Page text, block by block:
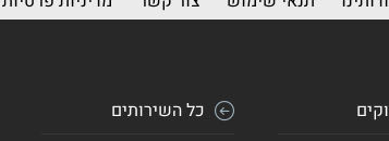
כל השירותים